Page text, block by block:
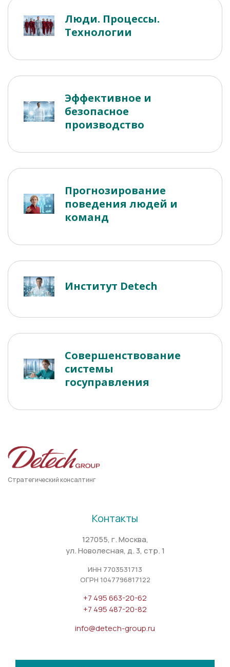
Люди. Процессы.
Технологии
Эффективное и
безопасное
производство
Прогнозирование
поведения людей и
команд
Институт Detech
Совершенствование
системы
госуправления
Стратегический консалтинг
Контакты
127055, г. Москва,
ул. Новолесная, д. 3, стр. 1
ИНН 7703531713
ОГРН 1047796817122
+7 495 663-20-62
+7 495 487-20-82
info@detech-group.ru